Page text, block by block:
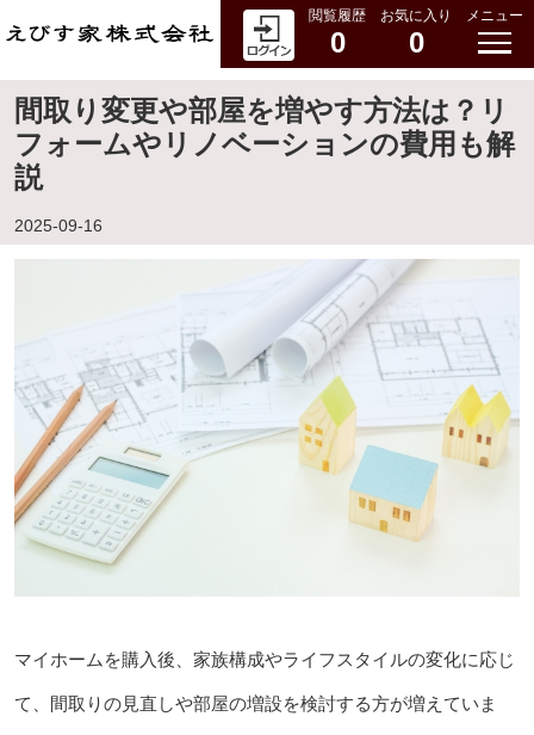
閲覧履歴
0
お気に入り
0
メニュー
間取り変更や部屋を増やす方法は？リ
フォームやリノベーションの費用も解
説
2025-09-16
マイホームを購入後、家族構成やライフスタイルの変化に応じ
て、間取りの見直しや部屋の増設を検討する方が増えていま